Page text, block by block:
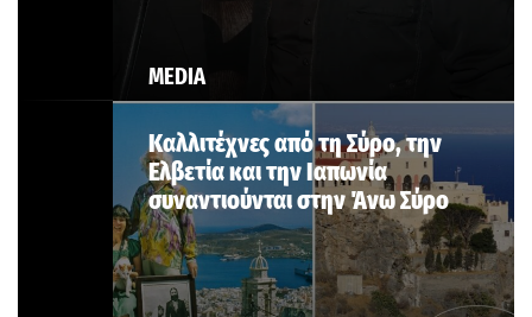
MEDIA
Καλλιτέχνες από τη Σύρο, την
Ελβετία και την Ιαπωνία
συναντιούνται στην Άνω Σύρο